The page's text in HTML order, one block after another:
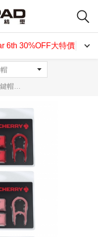
6th 30%OFF大特價🔥
粉色 藍色